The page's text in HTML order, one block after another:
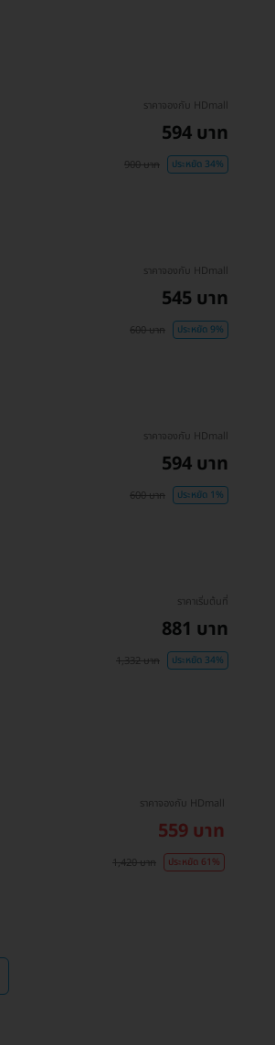
ราคาจองกับ HDmall
594 บาท
900 บาท ประหยัด 34%
ราคาจองกับ HDmall
545 บาท
600 บาท ประหยัด 9%
ราคาจองกับ HDmall
594 บาท
600 บาท ประหยัด 1%
ราคาเริ่มต้นที่
881 บาท
1,332 บาท ประหยัด 34%
ราคาจองกับ HDmall
559 บาท
1,420 บาท ประหยัด 61%